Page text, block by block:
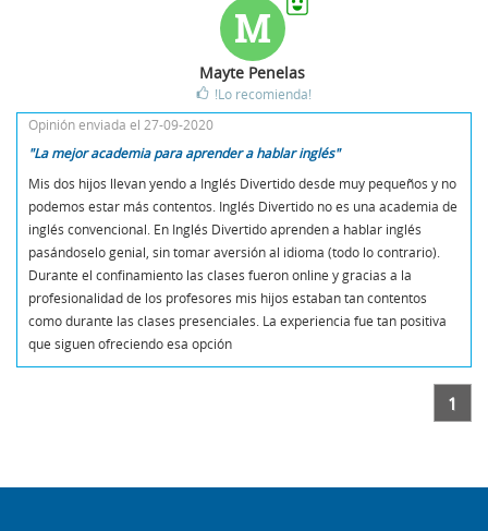
M
Mayte Penelas
!Lo recomienda!
Opinión enviada el 27-09-2020
"La mejor academia para aprender a hablar inglés"
Mis dos hijos llevan yendo a Inglés Divertido desde muy pequeños y no
podemos estar más contentos. Inglés Divertido no es una academia de
inglés convencional. En Inglés Divertido aprenden a hablar inglés
pasándoselo genial, sin tomar aversión al idioma (todo lo contrario).
Durante el confinamiento las clases fueron online y gracias a la
profesionalidad de los profesores mis hijos estaban tan contentos
como durante las clases presenciales. La experiencia fue tan positiva
que siguen ofreciendo esa opción
1